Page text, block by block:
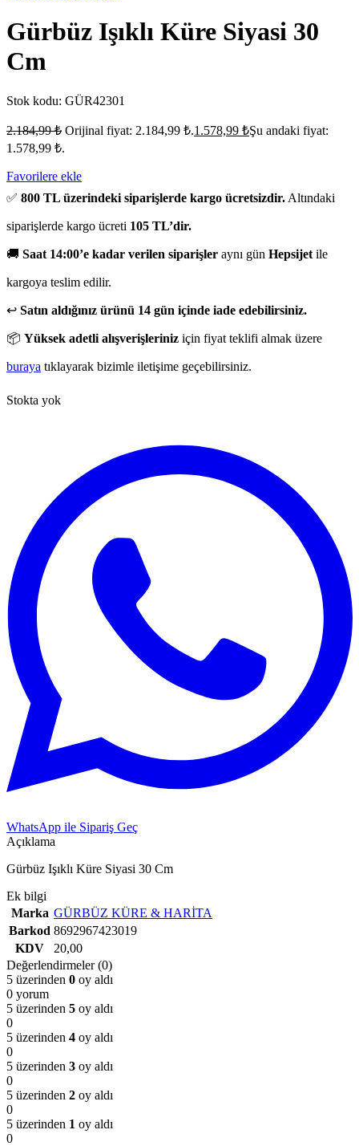
Gürbüz Işıklı Küre Siyasi 30
Cm
Stok kodu: GÜR42301
2.184,99₺ Orijinal fiyat: 2.184,99 ₺.1.578,99 ₺Şu andaki fiyat:
1.578,99 ₺.
Favorilere ekle
✅ 800 TL üzerindeki siparişlerde kargo ücretsizdir. Altındaki
siparişlerde kargo ücreti 105 TL’dir.
🚚 Saat 14:00’e kadar verilen siparişler aynı gün Hepsijet ile
kargoya teslim edilir.
↩️ Satın aldığınız ürünü 14 gün içinde iade edebilirsiniz.
📦 Yüksek adetli alışverişleriniz için fiyat teklifi almak üzere
buraya tıklayarak bizimle iletişime geçebilirsiniz.
Stokta yok
WhatsApp ile Sipariş Geç
Açıklama
Gürbüz Işıklı Küre Siyasi 30 Cm
Ek bilgi
Marka GÜRBÜZ KÜRE & HARİTA
Barkod 8692967423019
KDV
20,00
Değerlendirmeler (0)
5 üzerinden 0 oy aldı
0 yorum
5 üzerinden 5 oy aldı
0
5 üzerinden 4 oy aldı
0
5 üzerinden 3 oy aldı
0
5 üzerinden 2 oy aldı
0
5 üzerinden 1 oy aldı
0